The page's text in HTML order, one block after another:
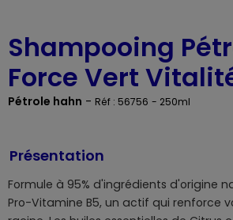
Shampooing
Force Vert
Pétrole hahn - Réf : 56756 - 250ml
Présentation
Formule à 95% d'ingrédients d'origine
Pro-Vitamine B5, un actif qui renforce